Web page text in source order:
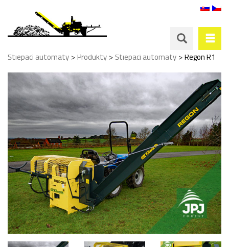
Štiepací automaty >Produkty >Štiepací automaty >Regon R1